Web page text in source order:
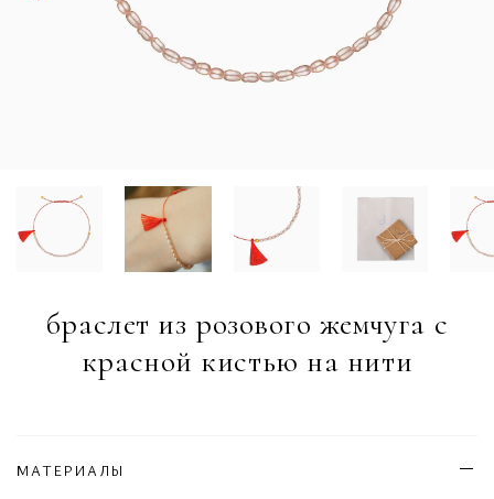
браслет из розового жемчуга с
красной кистью на нити
МАТЕРИАЛЫ